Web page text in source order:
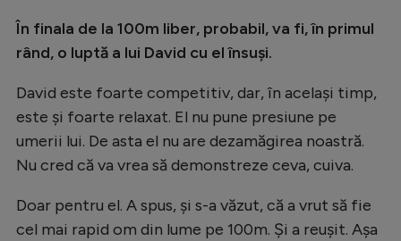
În finala de la 100m liber, probabil, va fi, în primul
rând, o luptă a lui David cu el însuși.
David este foarte competitiv, dar, în același timp,
este și foarte relaxat. El nu pune presiune pe
umerii lui. De asta el nu are dezamăgirea noastră.
Nu cred că va vrea să demonstreze ceva, cuiva.
Doar pentru el. A spus, și s-a văzut, că a vrut să fie
cel mai rapid om din lume pe 100m. Și a reușit. Așa